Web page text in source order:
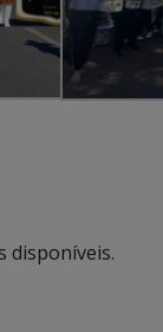
disponíveis.